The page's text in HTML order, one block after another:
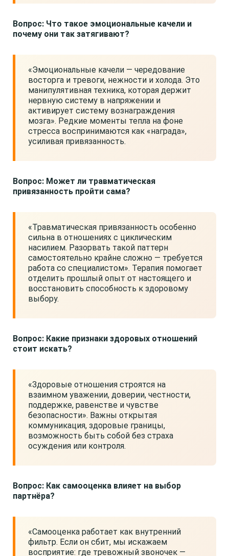
Вопрос: Что такое эмоциональные качели и
почему они так затягивают?
«Эмоциональные качели — чередование
восторга и тревоги, нежности и холода. Это
манипулятивная техника, которая держит
нервную систему в напряжении и
активирует систему вознаграждения
мозга». Редкие моменты тепла на фоне
стресса воспринимаются как «награда»,
усиливая привязанность.
Вопрос: Может ли травматическая
привязанность пройти сама?
«Травматическая привязанность особенно
сильна в отношениях с циклическим
насилием. Разорвать такой паттерн
самостоятельно крайне сложно — требуется
работа со специалистом». Терапия помогает
отделить прошлый опыт от настоящего и
восстановить способность к здоровому
выбору.
Вопрос: Какие признаки здоровых отношений
стоит искать?
«Здоровые отношения строятся на
взаимном уважении, доверии, честности,
поддержке, равенстве и чувстве
безопасности». Важны открытая
коммуникация, здоровые границы,
возможность быть собой без страха
осуждения или контроля.
Вопрос: Как самооценка влияет на выбор
партнёра?
«Самооценка работает как внутренний
фильтр. Если он сбит, мы искажаем
восприятие: где тревожный звоночек —